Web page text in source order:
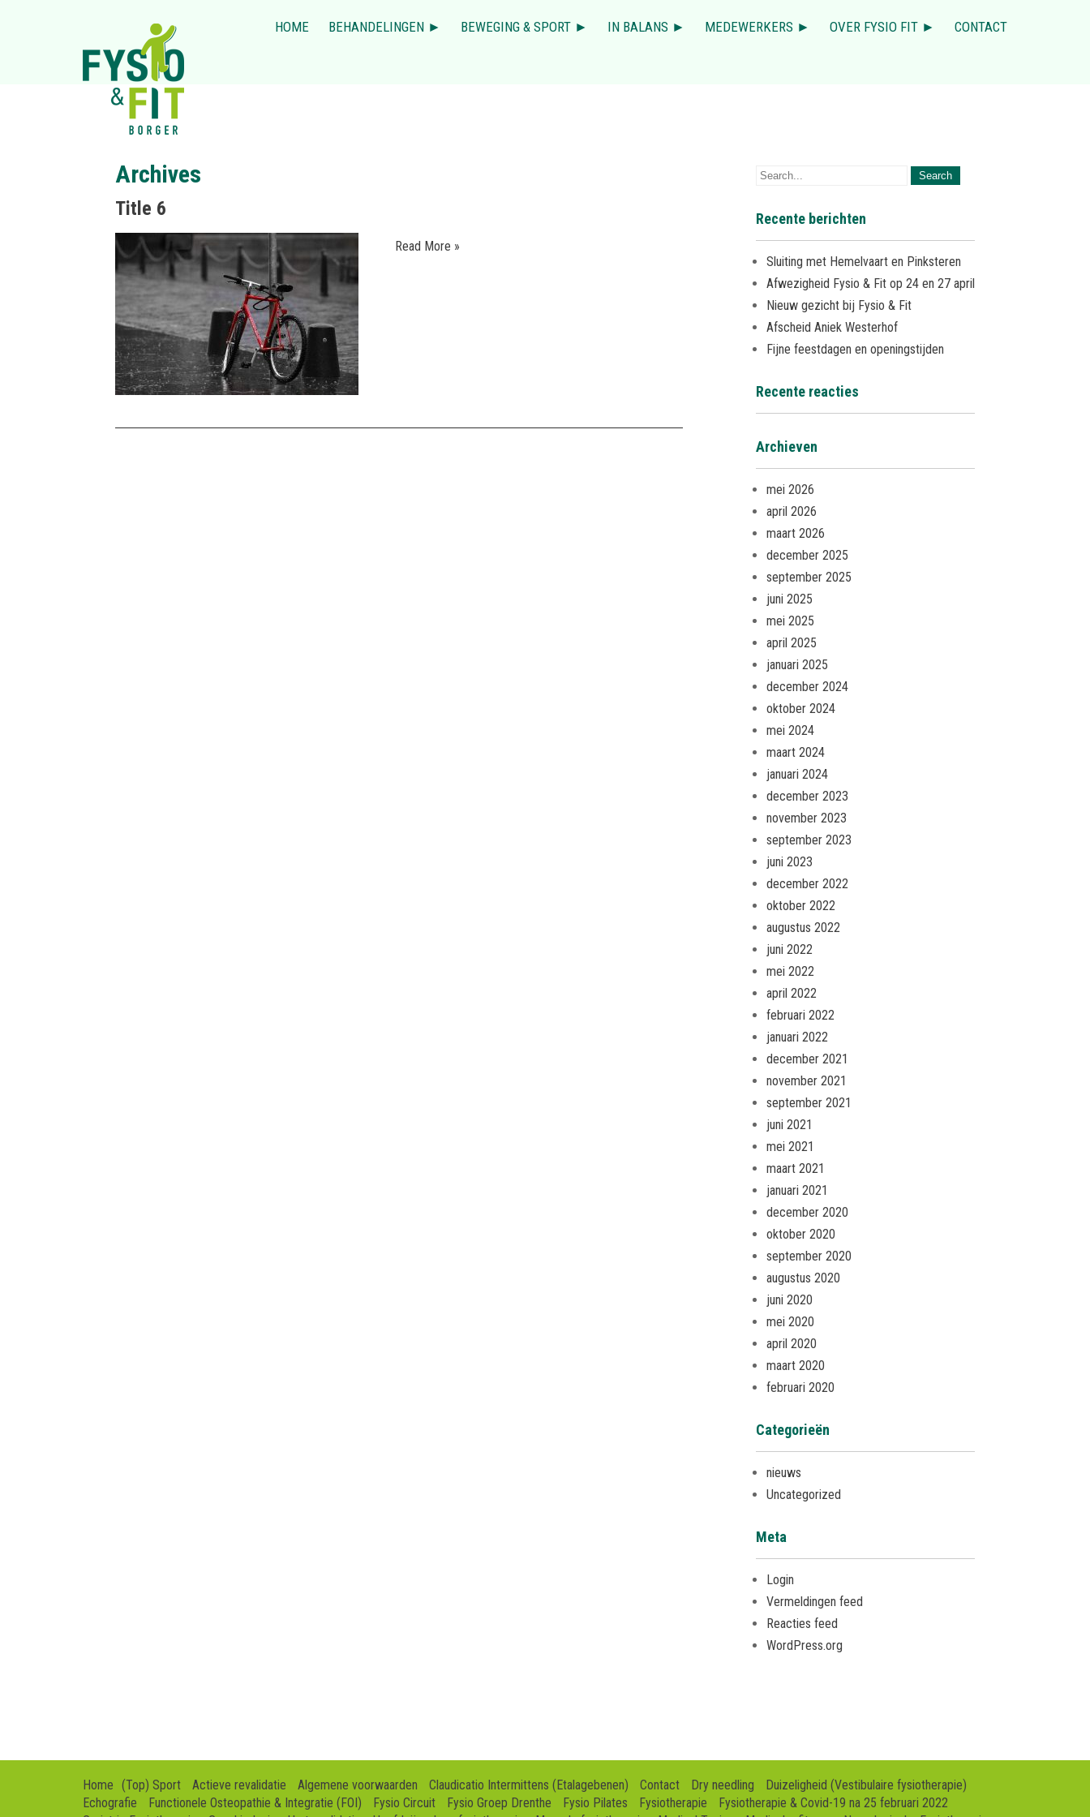
HOME BEHANDELINGEN ► BEWEGING & SPORT ► IN BALANS ► MEDEWERKERS ► OVER FYSIO FIT ► CONTACT
Archives
Title 6
Read More »
Recente berichten
Sluiting met Hemelvaart en Pinksteren
Afwezigheid Fysio & Fit op 24 en 27 april
Nieuw gezicht bij Fysio & Fit
Afscheid Aniek Westerhof
Fijne feestdagen en openingstijden
Recente reacties
Archieven
mei 2026
april 2026
maart 2026
december 2025
september 2025
juni 2025
mei 2025
april 2025
januari 2025
december 2024
oktober 2024
mei 2024
maart 2024
januari 2024
december 2023
november 2023
september 2023
juni 2023
december 2022
oktober 2022
augustus 2022
juni 2022
mei 2022
april 2022
februari 2022
januari 2022
december 2021
november 2021
september 2021
juni 2021
mei 2021
maart 2021
januari 2021
december 2020
oktober 2020
september 2020
augustus 2020
juni 2020
mei 2020
april 2020
maart 2020
februari 2020
Categorieën
nieuws
Uncategorized
Meta
Login
Vermeldingen feed
Reacties feed
WordPress.org
Home (Top) Sport Actieve revalidatie Algemene voorwaarden Claudicatio Intermittens (Etalagebenen) Contact Dry needling
Duizeligheid (Vestibulaire fysiotherapie)
Echografie
Functionele Osteopathie & Integratie (FOI) Fysio Circuit Fysio Groep Drenthe Fysio Pilates Fysiotherapie
Fysiotherapie & Covid-19 na 25 februari 2022